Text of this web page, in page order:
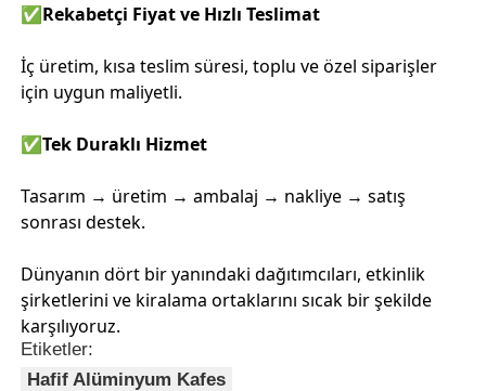
Ev
Ürünler
Videolar
✅Rekabetçi Fiyat ve Hızlı Teslimat
İç üretim, kısa teslim süresi, toplu ve özel siparişler
için uygun maliyetli.
✅Tek Duraklı Hizmet
Tasarım → üretim → ambalaj → nakliye → satış
sonrası destek.
Dünyanın dört bir yanındaki dağıtımcıları, etkinlik
şirketlerini ve kiralama ortaklarını sıcak bir şekilde
karşılıyoruz.
Etiketler:
Hafif Alüminyum Kafes